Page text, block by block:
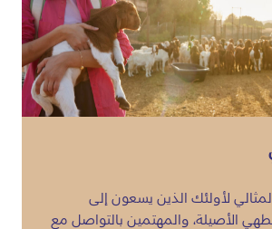
لأولئك الذين يسعون إلى
الأصيلة، والمهتمين بالتواصل مع